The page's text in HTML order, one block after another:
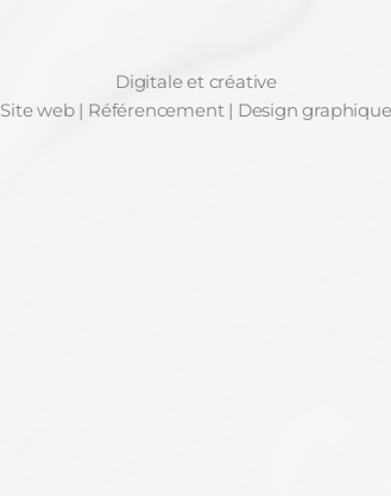
Digitale et créative
Site web | Référencement | Design graphique